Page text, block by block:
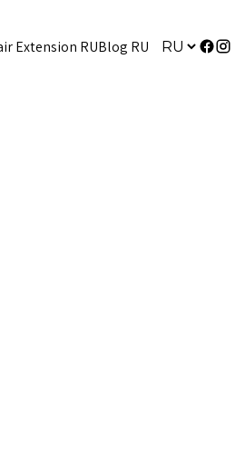
Extension RUBlog RU